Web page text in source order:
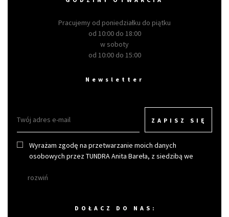
Pracujemy od poniedziałku do piątku
od 10:00 do 18:00
w soboty
od 10:00 do 15:00
Newsletter
ZAPISZ SIĘ
Wyrażam zgodę na przetwarzanie moich danych
osobowych przez TUNDRA Anita Bareła, z siedzibą we
rozwiń
DOŁACZ DO NAS: